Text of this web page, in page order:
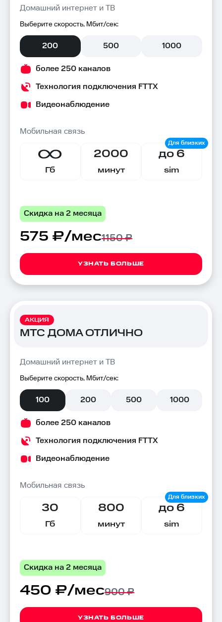
Домашний интернет и ТВ
Выберите скорость, Мбит/сек:
200 500 1000
более 250 каналов
Технология подключения FTTX
Видеонаблюдение
Мобильная связь
Гб
2000
минут
до 6
sim
Скидка на 2 месяца
575 ₽/мес1150 ₽
УЗНАТЬ БОЛЬШЕ
АКЦИЯ
МТС ДОМА ОТЛИЧНО
Домашний интернет и ТВ
Выберите скорость, Мбит/сек:
100 200 500 1000
более 250 каналов
Технология подключения FTTX
Видеонаблюдение
Мобильная связь
30
Гб
800
минут
до 6
sim
Скидка на 2 месяца
450 ₽/мес900 ₽
УЗНАТЬ БОЛЬШЕ